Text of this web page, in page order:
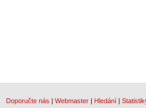
Doporučte nás | Webmaster | Hledání |